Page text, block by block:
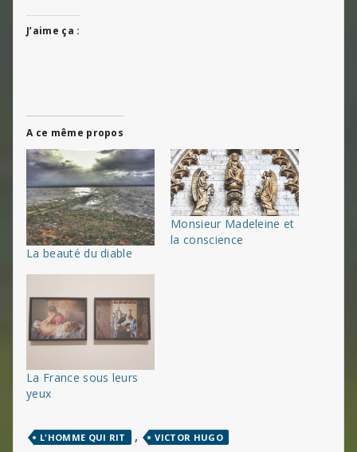
J’aime ça :
A ce même propos
La beauté du diable
Monsieur Madeleine et
la conscience
La France sous leurs
yeux
L'HOMME QUI RIT , VICTOR HUGO